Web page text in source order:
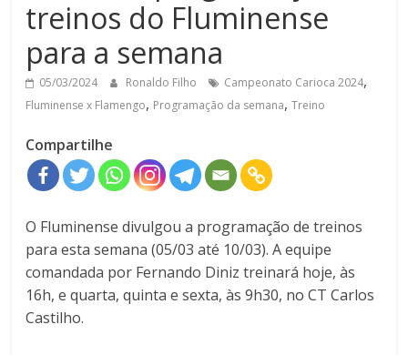
treinos do Fluminense
para a semana
05/03/2024 Ronaldo Filho Campeonato Carioca 2024,
Fluminense x Flamengo, Programação da semana,Treino
Compartilhe
O Fluminense divulgou a programação de treinos
para esta semana (05/03 até 10/03). A equipe
comandada por Fernando Diniz treinará hoje, às
16h, e quarta, quinta e sexta, às 9h30, no CT Carlos
Castilho.